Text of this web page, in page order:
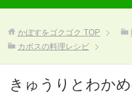
かぼすをゴクゴク TOP
カボスの料理レシピ
きゅうりとわか